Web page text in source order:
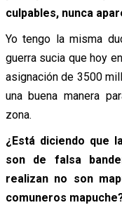
culpables, nunca
Yo tengo la misma
guerra sucia que hoy
asignación de 3500
una buena manera
zona.
¿Está diciendo que
son de falsa
realizan no son
comuneros